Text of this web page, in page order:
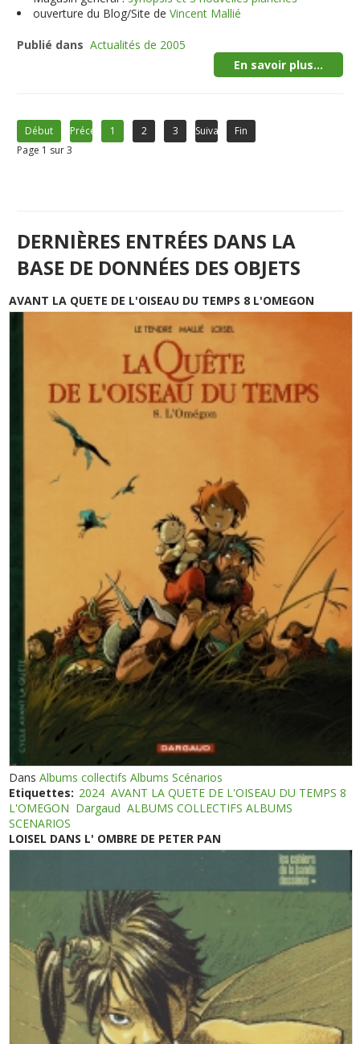
ouverture du Blog/Site deVincent Mallié
Publié dans Actualités de 2005
En savoir plus...
Début Précédent1 2 3 Suivant
Fin
Page 1 sur 3
DERNIÈRES ENTRÉES DANS LA
BASE DE DONNÉES DES OBJETS
AVANT LA QUETE DE L'OISEAU DU TEMPS 8 L'OMEGON
DansAlbums collectifs Albums Scénarios
Etiquettes: 2024 AVANT LA QUETE DE L'OISEAU DU TEMPS 8
L'OMEGON Dargaud ALBUMS COLLECTIFS ALBUMS
SCENARIOS
LOISEL DANS L' OMBRE DE PETER PAN